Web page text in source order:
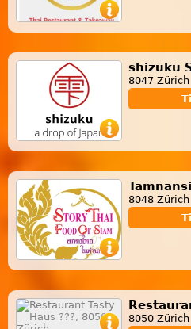
shizuku
8047 Zürich
8048 Zürich
8050 Zürich